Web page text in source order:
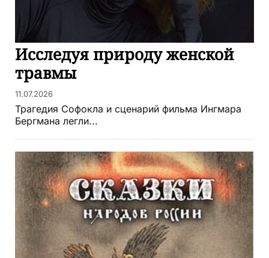
Исследуя природу женской
травмы
11.07.2026
Трагедия Софокла и сценарий фильма Ингмара
Бергмана легли...